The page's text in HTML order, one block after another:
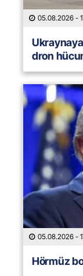
05.08.2026 -
dron
05.08.2026 -
Hörmüz